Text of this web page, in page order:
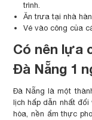
trình.
Ăn trưa tại nhà
Vé vào công của
Có nên lựa
Đà Nẵng 1
Đà Nẵng là một
lịch hấp dẫn nhất
hòa, nền ẩm thực